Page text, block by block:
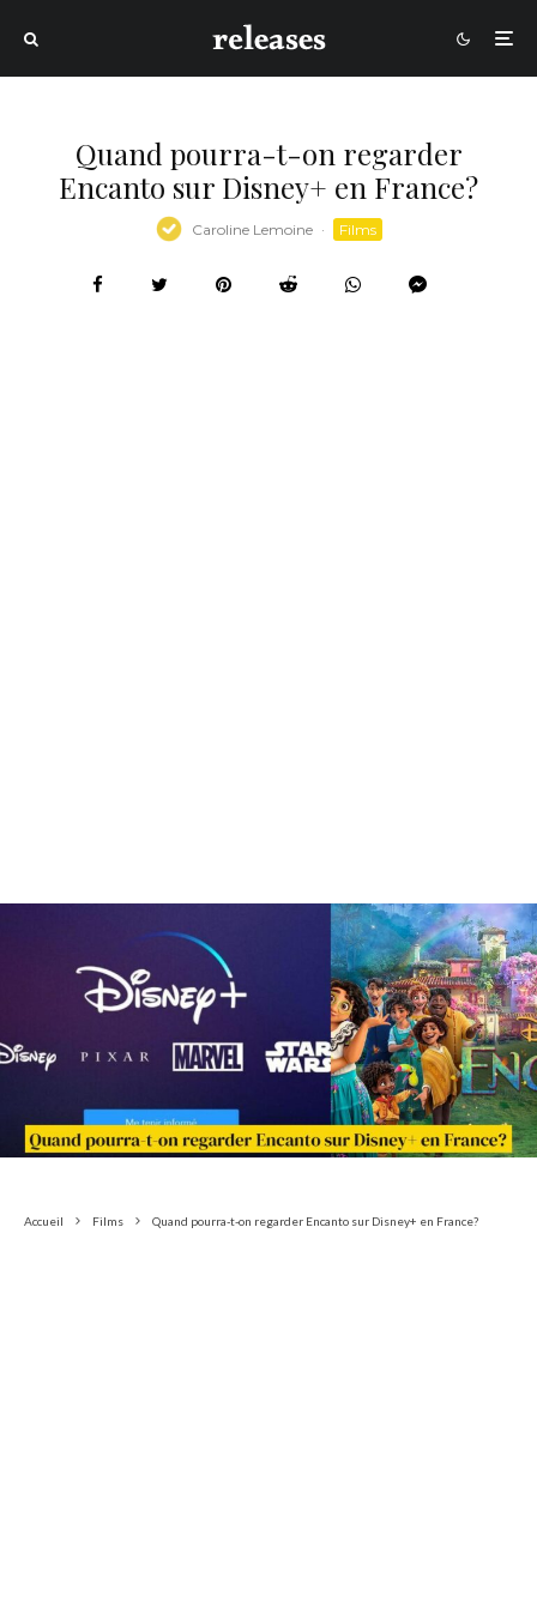
Quand pourra-t-on regarder
Encanto sur Disney+ en France?
Caroline Lemoine · Films
Accueil Films Quand pourra-t-on regarder Encanto sur Disney+ en France?